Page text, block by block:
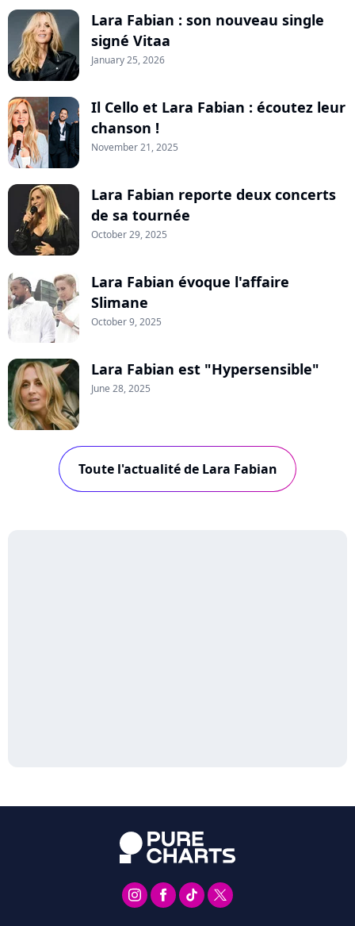
Lara Fabian : son nouveau single
signé Vitaa
January 25, 2026
Il Cello et Lara Fabian : écoutez leur
chanson !
November 21, 2025
Lara Fabian reporte deux concerts
de sa tournée
October 29, 2025
Lara Fabian évoque l'affaire
Slimane
October 9, 2025
Lara Fabian est "Hypersensible"
June 28, 2025
Toute l'actualité de Lara Fabian